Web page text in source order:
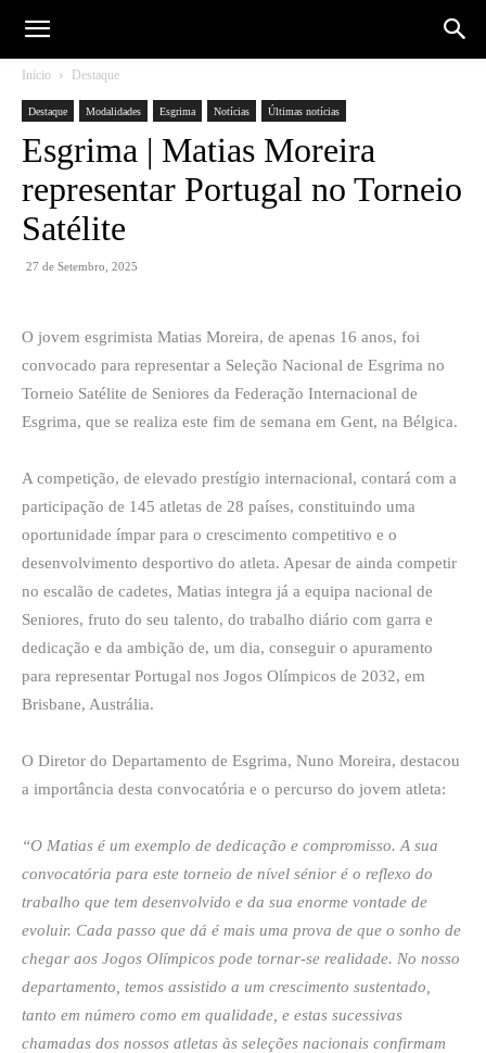
Início Destaque
Destaque Modalidades Esgrima Notícias Últimas notícias
Esgrima | Matias Moreira
representar Portugal no Torneio
Satélite
27 de Setembro, 2025
O jovem esgrimista Matias Moreira, de apenas 16 anos, foi
convocado para representar a Seleção Nacional de Esgrima no
Torneio Satélite de Seniores da Federação Internacional de
Esgrima, que se realiza este fim de semana em Gent, na Bélgica.
A competição, de elevado prestígio internacional, contará com a
participação de 145 atletas de 28 países, constituindo uma
oportunidade ímpar para o crescimento competitivo e o
desenvolvimento desportivo do atleta. Apesar de ainda competir
no escalão de cadetes, Matias integra já a equipa nacional de
Seniores, fruto do seu talento, do trabalho diário com garra e
dedicação e da ambição de, um dia, conseguir o apuramento
para representar Portugal nos Jogos Olímpicos de 2032, em
Brisbane, Austrália.
O Diretor do Departamento de Esgrima, Nuno Moreira, destacou
a importância desta convocatória e o percurso do jovem atleta:
“O Matias é um exemplo de dedicação e compromisso. A sua
convocatória para este torneio de nível sénior é o reflexo do
trabalho que tem desenvolvido e da sua enorme vontade de
evoluir. Cada passo que dá é mais uma prova de que o sonho de
chegar aos Jogos Olímpicos pode tornar-se realidade. No nosso
departamento, temos assistido a um crescimento sustentado,
tanto em número como em qualidade, e estas sucessivas
chamadas dos nossos atletas às seleções nacionais confirmam